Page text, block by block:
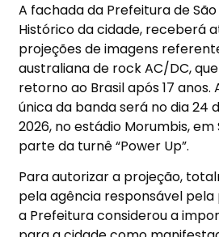
A fachada da Prefeitura de
Histórico da cidade, receberá
projeções de imagens
australiana de rock AC/DC,
retorno ao Brasil após 17
única da banda será no dia 24
2026, no estádio Morumbis, em
parte da turnê “Power Up”.
Para autorizar a projeção,
pela agência responsável pela
a Prefeitura considerou a